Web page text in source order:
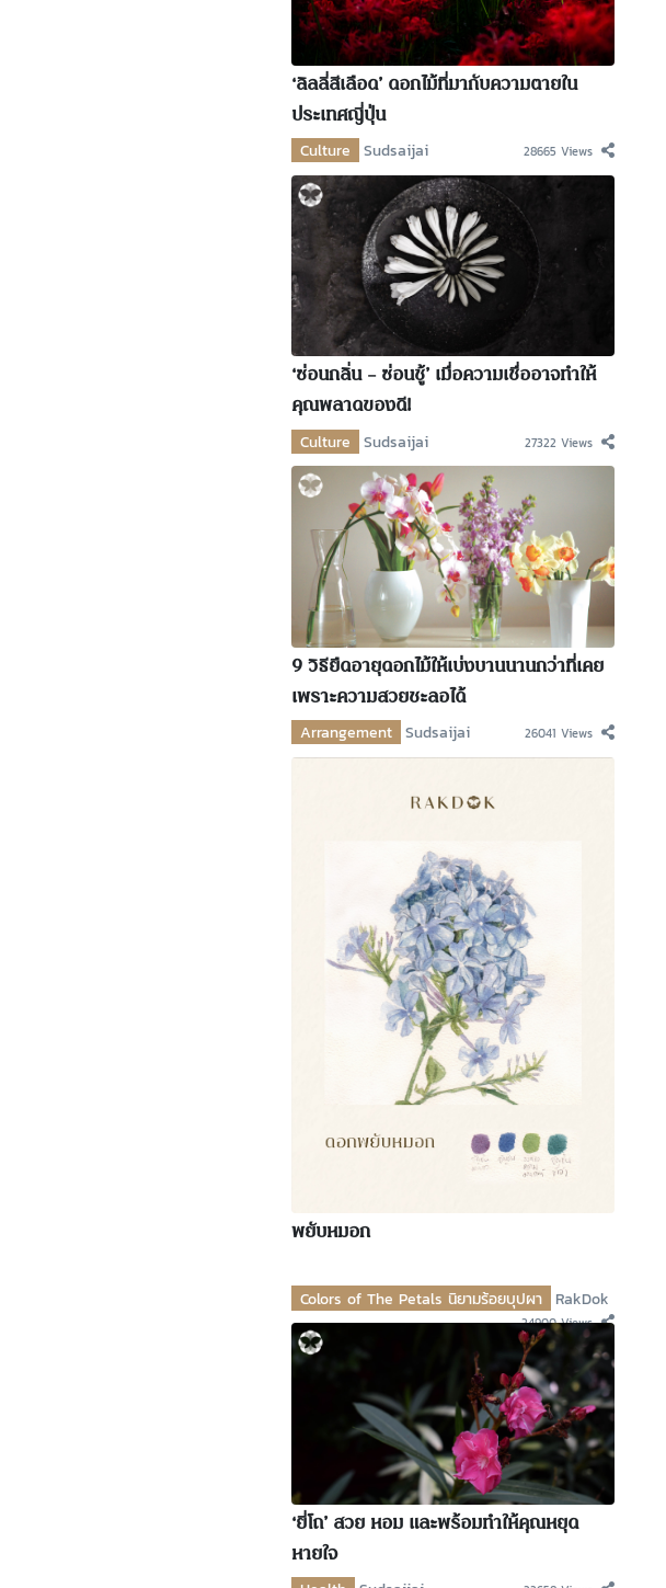
‘ลิลลี่สีเลือด’ ดอกไม้ที่มากับความตายใน
ประเทศญี่ปุ่น
Culture Sudsaijai 28665 Views
‘ซ่อนกลิ่น – ซ่อนชู้’ เมื่อความเชื่ออาจทำให้
คุณพลาดของดี!
Culture Sudsaijai 27322 Views
9 วิธียืดอายุดอกไม้ให้เบ่งบานนานกว่าที่เคย
เพราะความสวยชะลอได้
Arrangement Sudsaijai 26041 Views
พยับหมอก
Colors of The Petals นิยามร้อยบุปผา RakDok
24900 Views
‘ยี่โถ’ สวย หอม และพร้อมทำให้คุณหยุด
หายใจ